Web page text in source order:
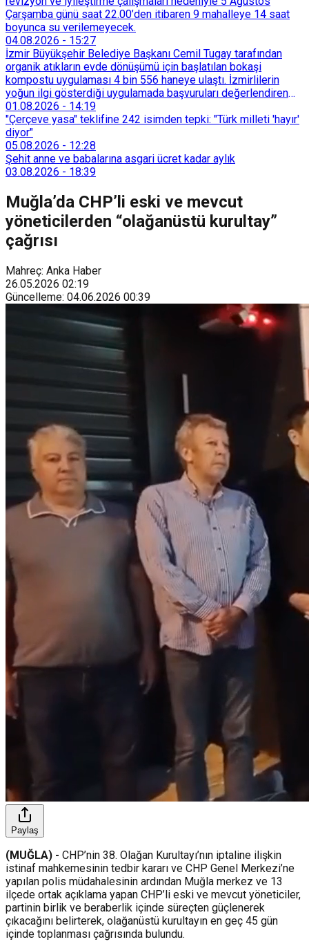
Çarşamba günü saat 22.00’den itibaren 9 mahalleye 14 saat
boyunca su verilemeyecek.
04.08.2026 - 15:27
İzmir Büyükşehir Belediye Başkanı Cemil Tugay tarafından
organik atıkların evde dönüşümü için başlatılan bokaşi
kompostu uygulaması 4 bin 556 haneye ulaştı. İzmirlilerin
yoğun ilgi gösterdiği uygulamada başvuruları değerlendiren
Tarımsal Hizmetler Dairesi Başkanlığı, farklı ilçelerde toplam
128 bokaşi kompost eğitimi düzenleyerek İzmirlileri
sürdürülebilir atık yönetimi sistemine dahil etti.
01.08.2026 - 14:19
"Çerçeve yasa" teklifine 242 isimden tepki: "Türk milleti 'hayır'
diyor"
05.08.2026 - 12:28
Şehit anne ve babalarına asgari ücret kadar aylık
03.08.2026 - 18:39
Muğla’da CHP’li eski ve mevcut
yöneticilerden “olağanüstü kurultay”
çağrısı
Mahreç: Anka Haber
26.05.2026 02:19
Güncelleme: 04.06.2026 00:39
Paylaş
(MUĞLA) - CHP’nin 38. Olağan Kurultayı’nın iptaline ilişkin
istinaf mahkemesinin tedbir kararı ve CHP Genel Merkezi’ne
yapılan polis müdahalesinin ardından Muğla merkez ve 13
ilçede ortak açıklama yapan CHP’li eski ve mevcut yöneticiler,
partinin birlik ve beraberlik içinde süreçten güçlenerek
çıkacağını belirterek, olağanüstü kurultayın en geç 45 gün
içinde toplanması çağrısında bulundu.